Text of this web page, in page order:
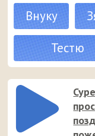
Внуку
Тестю